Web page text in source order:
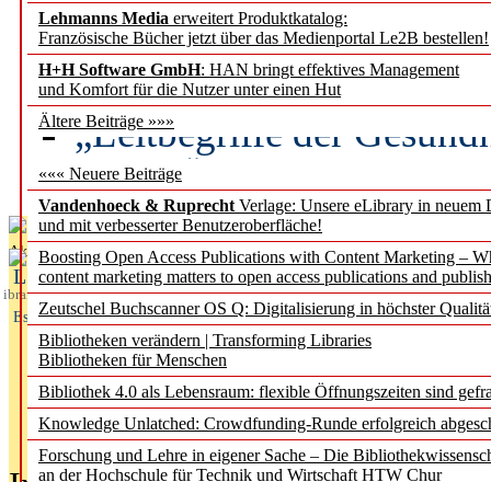
Lehmanns Media erweitert Produktkatalog:
Französische Bücher jetzt über das Medienportal Le2B bestellen!
H+H Software GmbH: HAN bringt effektives Management
und Komfort für die Nutzer unter einen Hut
Ältere Beiträge »»»
««« Neuere Beiträge
Vandenhoeck & Ruprecht Verlage: Unsere eLibrary in neuem
und mit verbesserter Benutzeroberfläche!
Boosting Open Access Publications with Content Marketing –
content marketing matters to open access publications and
Zeutschel Buchscanner OS Q: Digitalisierung in höchster
Bibliotheken verändern | Transforming Libraries
Bibliotheken für Menschen
Bibliothek 4.0 als Lebensraum: flexible Öffnungszeiten sind
Knowledge Unlatched: Crowdfunding-Runde erfolgreich
Forschung und Lehre in eigener Sache – Die
an der Hochschule für Technik und Wirtschaft HTW Chur
Künstliche Intelligenz
besser zu verstehen
„Leitbegriffe der
des BIÖG erscheinen
Aktuelles aus
L
ibrary
Essentials